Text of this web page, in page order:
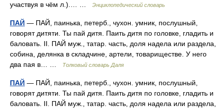
участвуя в чём л.).… …
Энциклопедический словарь
ПАЙ — ПАЙ, паинька, петерб., чухон. умник, послушный,
говорят дитяти. Ты пай дитя. Паить дитя по головке, гладить и
баловать. II. ПАЙ муж., татар. часть, доля надела или раздела,
собина, делянка в складчине, артели, товариществе. У него
два пая в… …
Толковый словарь Даля
ПАЙ — ПАЙ, паинька, петерб., чухон. умник, послушный,
говорят дитяти. Ты пай дитя. Паить дитя по головке, гладить и
баловать. II. ПАЙ муж., татар. часть, доля надела или раздела,